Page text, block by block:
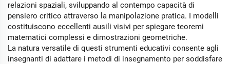
relazioni spaziali, sviluppando al contempo capacità di
pensiero critico attraverso la manipolazione pratica. I modelli
costituiscono eccellenti ausili visivi per spiegare teoremi
matematici complessi e dimostrazioni geometriche.
La natura versatile di questi strumenti educativi consente agli
insegnanti di adattare i metodi di insegnamento per soddisfare